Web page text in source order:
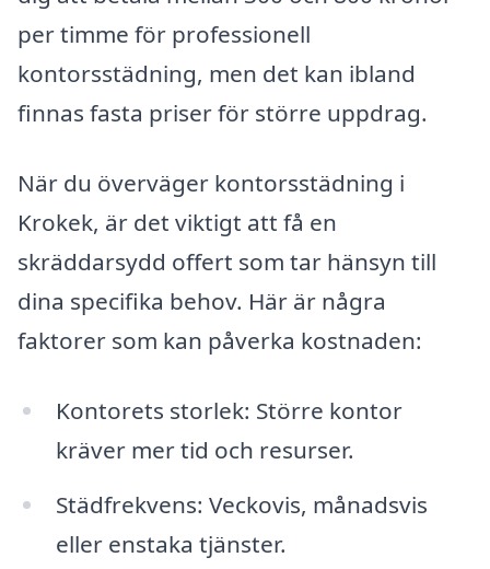
per timme för professionell
kontorsstädning, men det kan ibland
finnas fasta priser för större uppdrag.
När du överväger kontorsstädning i
Krokek, är det viktigt att få en
skräddarsydd offert som tar hänsyn till
dina specifika behov. Här är några
faktorer som kan påverka kostnaden:
Kontorets storlek: Större kontor
kräver mer tid och resurser.
Städfrekvens: Veckovis, månadsvis
eller enstaka tjänster.